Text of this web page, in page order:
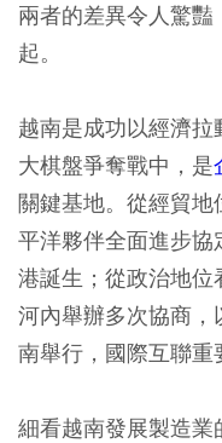
兩者的差異令人驚
起。
越南是成功以經濟
大棋盤爭奪戰中，是
關鍵基地。從經貿
平洋夥伴全面進步協
港誕生；從政治地
河內舉辦多次協商
南舉行，國際互聯重
細看越南發展製造